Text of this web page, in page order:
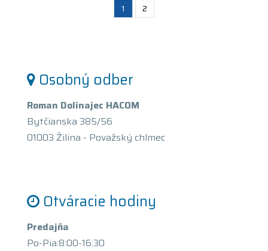
1 2
Osobný odber
Roman Dolinajec HACOM
Bytčianska 385/56
01003 Žilina - Považský chlmec
Otváracie hodiny
Predajňa
Po-Pia:8:00-16:30